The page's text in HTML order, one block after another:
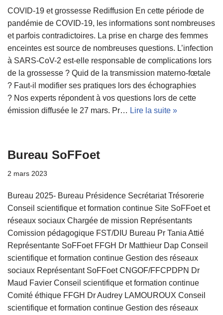
COVID-19 et grossesse Rediffusion En cette période de
pandémie de COVID-19, les informations sont nombreuses
et parfois contradictoires. La prise en charge des femmes
enceintes est source de nombreuses questions. L’infection
à SARS-CoV-2 est-elle responsable de complications lors
de la grossesse ? Quid de la transmission materno-fœtale
? Faut-il modifier ses pratiques lors des échographies
? Nos experts répondent à vos questions lors de cette
émission diffusée le 27 mars. Pr… Lire la suite »
Bureau SoFFoet
2 mars 2023
Bureau 2025- Bureau Présidence Secrétariat Trésorerie
Conseil scientifique et formation continue Site SoFFoet et
réseaux sociaux Chargée de mission Représentants
Comission pédagogique FST/DIU Bureau Pr Tania Attié
Représentante SoFFoet FFGH Dr Matthieur Dap Conseil
scientifique et formation continue Gestion des réseaux
sociaux Représentant SoFFoet CNGOF/FFCPDPN Dr
Maud Favier Conseil scientifique et formation continue
Comité éthique FFGH Dr Audrey LAMOUROUX Conseil
scientifique et formation continue Gestion des réseaux